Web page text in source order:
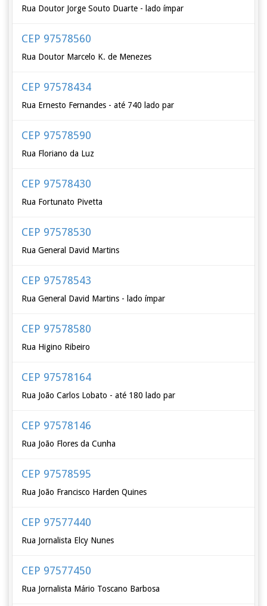
Rua Doutor Jorge Souto Duarte - lado ímpar
CEP 97578560
Rua Doutor Marcelo K. de Menezes
CEP 97578434
Rua Ernesto Fernandes - até 740 lado par
CEP 97578590
Rua Floriano da Luz
CEP 97578430
Rua Fortunato Pivetta
CEP 97578530
Rua General David Martins
CEP 97578543
Rua General David Martins - lado ímpar
CEP 97578580
Rua Higino Ribeiro
CEP 97578164
Rua João Carlos Lobato - até 180 lado par
CEP 97578146
Rua João Flores da Cunha
CEP 97578595
Rua João Francisco Harden Quines
CEP 97577440
Rua Jornalista Elcy Nunes
CEP 97577450
Rua Jornalista Mário Toscano Barbosa